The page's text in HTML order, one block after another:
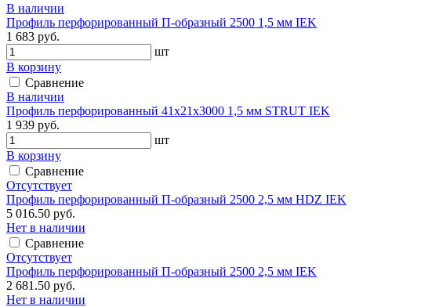
В наличии
Профиль перфорированный П-образный 2500 1,5 мм IEK
1 683 руб.
шт
В корзину
Сравнение
В наличии
Профиль перфорированный 41х21х3000 1,5 мм STRUT IEK
1 939 руб.
шт
В корзину
Сравнение
Отсутствует
Профиль перфорированный П-образный 2500 2,5 мм HDZ IEK
5 016.50 руб.
Нет в наличии
Сравнение
Отсутствует
Профиль перфорированный П-образный 2500 2,5 мм IEK
2 681.50 руб.
Нет в наличии